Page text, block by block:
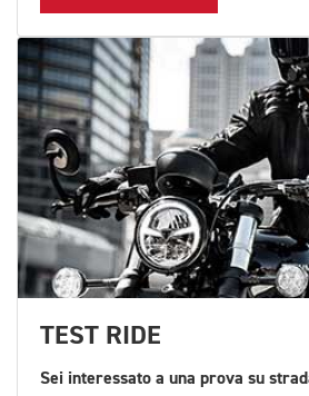
TEST RIDE
Sei interessato a una prova su